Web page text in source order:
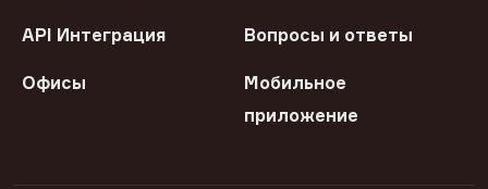
API Интеграция Вопросы и ответы
Офисы
Мобильное
приложение